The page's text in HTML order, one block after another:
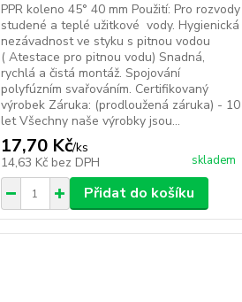
PPR koleno 45° 40 mm Použití: Pro rozvody
studené a teplé užitkové vody. Hygienická
nezávadnost ve styku s pitnou vodou
( Atestace pro pitnou vodu) Snadná,
rychlá a čistá montáž. Spojování
polyfúzním svařováním. Certifikovaný
výrobek Záruka: (prodloužená záruka) - 10
let Všechny naše výrobky jsou...
17,70 Kč/ks
14,63 Kč bez DPH skladem
Přidat do košíku